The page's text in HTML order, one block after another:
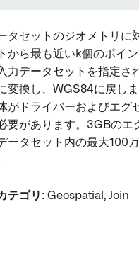
タセットのジオメトリに
から最も近いk個のポイ
力データセットを指定さ
変換し、WGS84に戻し
がドライバーおよびエグ
要があります。3GBのエ
ータセット内の最大100
テゴリ : Geospatial, Join